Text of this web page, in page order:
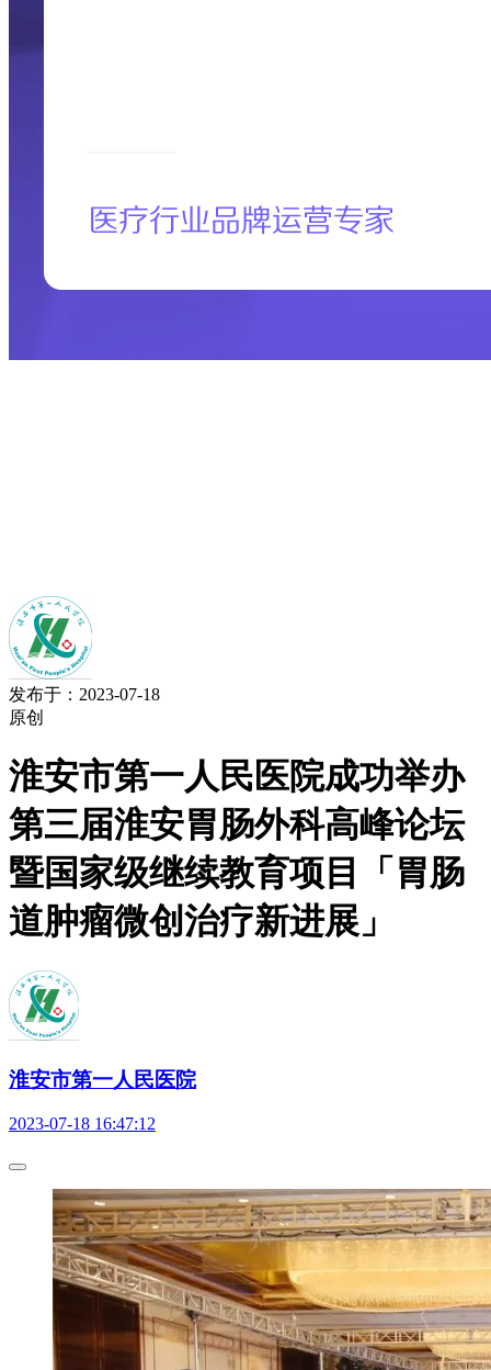
发布于：2023-07-18
原创
淮安市第一人民医院成功举办
第三届淮安胃肠外科高峰论坛
暨国家级继续教育项目「胃肠
道肿瘤微创治疗新进展」
淮安市第一人民医院
2023-07-18 16:47:12